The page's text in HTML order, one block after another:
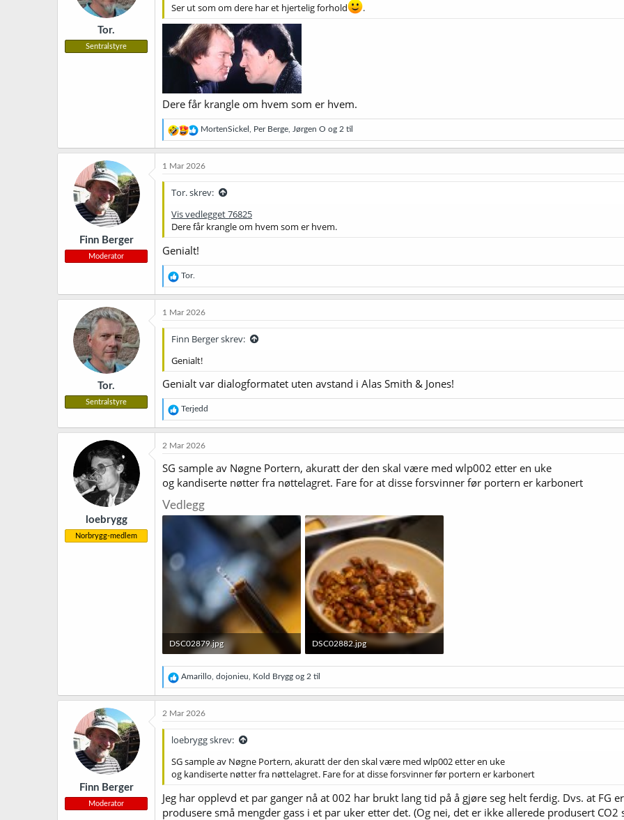
e
Tor.
Sentralstyre
Ser ut som om dere har et hjertelig forhold
.
Dere får krangle om hvem som er hvem.
R
e
a
k
j
o
e
r
MortenSickel Per Berge Jørgen O og 2 til
Finn Berger
Moderator
1 Mar 2026
Tor. skrev:
Vis vedlegget 76825
Dere får krangle om hvem som er hvem.
Genialt!
R
e
a
j
o
e
:
Tor.
Tor.
Sentralstyre
1 Mar 2026
Finn Berger skrev:
Genialt!
Genialt var dialogformatet uten avstand i Alas Smith & Jones!
R
e
a
o
n
r
Terjedd
loebrygg
Norbrygg-medlem
2 Mar 2026
SG sample av Nøgne Portern, akuratt der den skal være med wlp002 etter en uke
og kandiserte nøtter fra nøttelagret. Fare for at disse forsvinner før portern er karbonert
Vedlegg
DSC02879.jpg
1,6 MB · Sett: 20
DSC02882.jpg
3,2 MB · Sett: 21
R
e
a
j
o
e
r
Amarillo dojonieu Kold Brygg og 2 til
Finn Berger
Moderator
2 Mar 2026
loebrygg skrev:
SG sample av Nøgne Portern, akuratt der den skal være med wlp002 etter en uke
og kandiserte nøtter fra nøttelagret. Fare for at disse forsvinner før portern er karbonert
Jeg har opplevd et par ganger nå at 002 har brukt lang tid på å gjøre seg helt ferdig. Dvs. at FG
produsere små mengder gass i et par uker etter det. (Og nei, det er ikke allerede produsert